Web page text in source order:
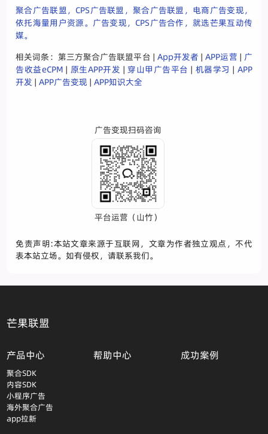
聚合广告联盟，CPS广告联盟，聚合广告联盟，电商广告变现，
依托海量用户资源。广告变现，CPS广告合作，就选芒果互动传
媒。
相关词条：第三方聚合广告联盟平台 | App开发者 |APP运营 | 广
告收益eCPM | 原生APP开发 |穿山甲广告平台 | 机器学习 | APP
开发 |APP广告变现 |APP知识大全
广告变现扫码咨询
平台运营（山竹）
免责声明:本站文章来源于互联网，文章为作者独立观点，不代
表本站立场。如有侵权，请联系我们。
芒果联盟
产品中心
聚合SDK
内容SDK
小程序广告
海外聚合广告
app拉新
帮助中心 成功案例